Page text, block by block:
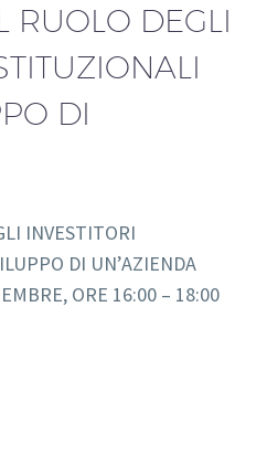
RUOLO DEGLI
DI
INVESTITORI
DI UN’AZIENDA
ORE 16:00 – 18:00